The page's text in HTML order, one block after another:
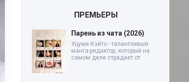
ПРЕМЬЕРЫ
Парень из чата (2026)
Уцуми Кэйто - талантливый
манга-редактор, который на
самом деле страдает от